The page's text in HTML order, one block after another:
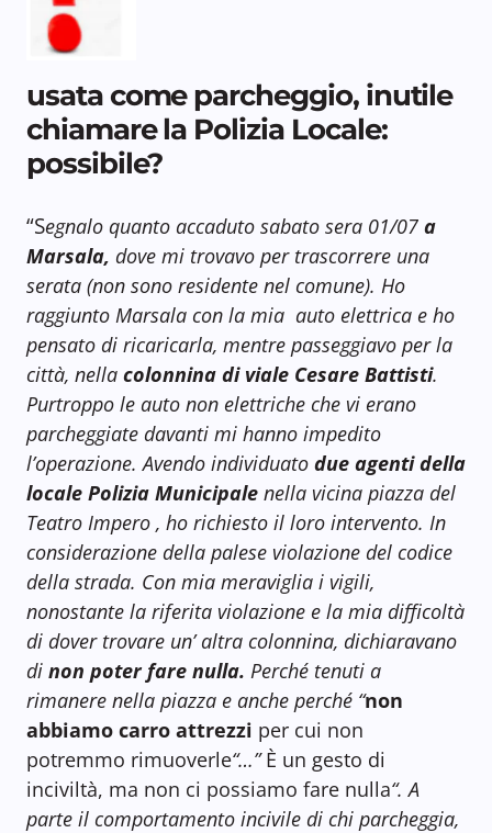
usata come parcheggio, inutile
chiamare la Polizia Locale:
possibile?
“Segnalo quanto accaduto sabato sera 01/07 a
Marsala, dove mi trovavo per trascorrere una
serata (non sono residente nel comune). Ho
raggiunto Marsala con la mia auto elettrica e ho
pensato di ricaricarla, mentre passeggiavo per la
città, nella colonnina di viale Cesare Battisti.
Purtroppo le auto non elettriche che vi erano
parcheggiate davanti mi hanno impedito
l’operazione. Avendo individuato due agenti della
locale Polizia Municipale nella vicina piazza del
Teatro Impero , ho richiesto il loro intervento. In
considerazione della palese violazione del codice
della strada. Con mia meraviglia i vigili,
nonostante la riferita violazione e la mia difficoltà
di dover trovare un’ altra colonnina, dichiaravano
di non poter fare nulla. Perché tenuti a
rimanere nella piazza e anche perché “non
abbiamo carro attrezzi per cui non
potremmo rimuoverle“…”È un gesto di
inciviltà, ma non ci possiamo fare nulla“.A
parte il comportamento incivile di chi parcheggia,